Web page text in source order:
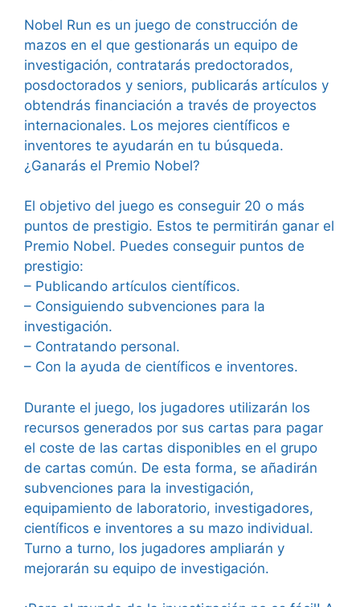
Nobel Run es un juego de construcción de
mazos en el que gestionarás un equipo de
investigación, contratarás predoctorados,
posdoctorados y seniors, publicarás artículos y
obtendrás financiación a través de proyectos
internacionales. Los mejores científicos e
inventores te ayudarán en tu búsqueda.
¿Ganarás el Premio Nobel?
El objetivo del juego es conseguir 20 o más
puntos de prestigio. Estos te permitirán ganar el
Premio Nobel. Puedes conseguir puntos de
prestigio:
– Publicando artículos científicos.
– Consiguiendo subvenciones para la
investigación.
– Contratando personal.
– Con la ayuda de científicos e inventores.
Durante el juego, los jugadores utilizarán los
recursos generados por sus cartas para pagar
el coste de las cartas disponibles en el grupo
de cartas común. De esta forma, se añadirán
subvenciones para la investigación,
equipamiento de laboratorio, investigadores,
científicos e inventores a su mazo individual.
Turno a turno, los jugadores ampliarán y
mejorarán su equipo de investigación.